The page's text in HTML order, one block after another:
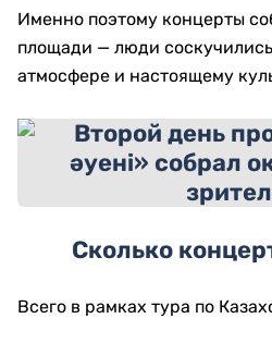
Именно поэтому концерты
площади — люди
атмосфере и настоящему
Сколько
Всего в рамках тура по